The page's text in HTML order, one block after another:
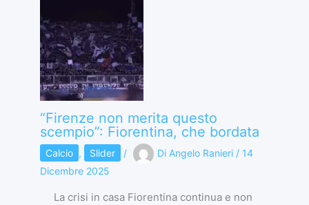
“Firenze non merita questo
scempio”: Fiorentina, che bordata
Calcio , Slider / Di Angelo Ranieri / 14
Dicembre 2025
La crisi in casa Fiorentina continua e non